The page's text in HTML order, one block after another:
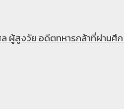
สูงวัย อดีตทหารกล้าที่ผ่านศึก